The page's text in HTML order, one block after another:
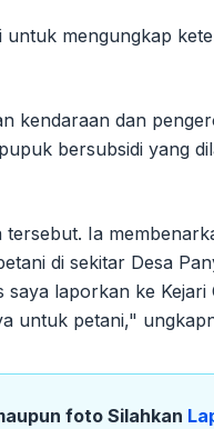
mengungkap
kendaraan dan
bersubsidi yang
Ia
di sekitar Desa
laporkan ke
untuk petani,"
foto Silahkan